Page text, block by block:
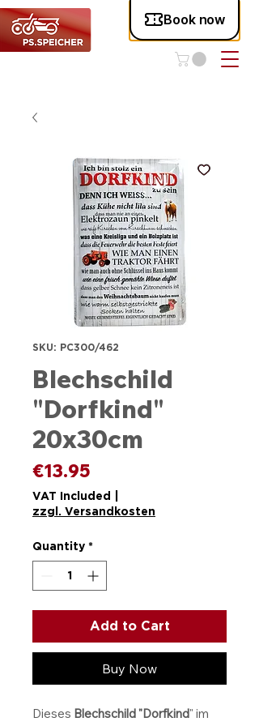
SKU: PC300/462
Blechschild
"Dorfkind"
20x30cm
€13.95
VAT Included
zzgl. Versandkosten
Quantity *
Add to Cart
Buy Now
Dieses Blechschild "Dorfkind" im